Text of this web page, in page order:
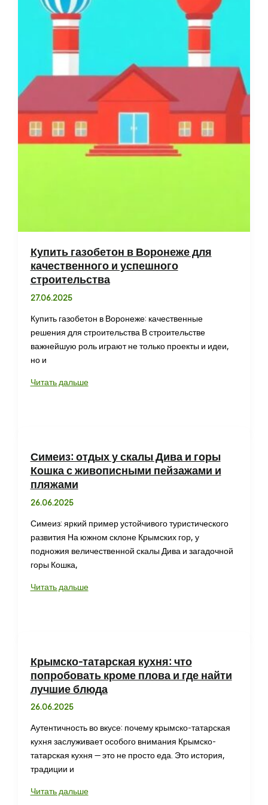
Купить газобетон в Воронеже для
качественного и успешного
строительства
27.06.2025
Купить газобетон в Воронеже: качественные
решения для строительства В строительстве
важнейшую роль играют не только проекты и идеи,
но и
Купить
и
успешного
строительства
Читать дальше
Симеиз: отдых у скалы Дива и горы
Кошка с живописными пейзажами и
пляжами
26.06.2025
Симеиз: яркий пример устойчивого туристического
развития На южном склоне Крымских гор, у
подножия величественной скалы Дива и загадочной
горы Кошка,
Симеиз:
горы
Кошка
с
живописными
пейзажами
Читать дальше
Крымско-татарская кухня: что
попробовать кроме плова и где найти
лучшие блюда
26.06.2025
Аутентичность во вкусе: почему крымско-татарская
кухня заслуживает особого внимания Крымско-
татарская кухня — это не просто еда. Это история,
традиции и
Крымско-
Читать дальше